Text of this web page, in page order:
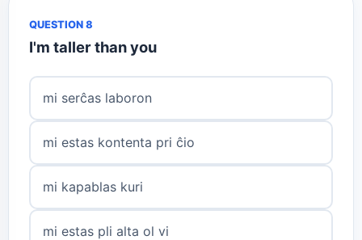
QUESTION 8
I'm taller than you
mi serĉas laboron
mi estas kontenta pri ĉio
mi kapablas kuri
mi estas pli alta ol vi